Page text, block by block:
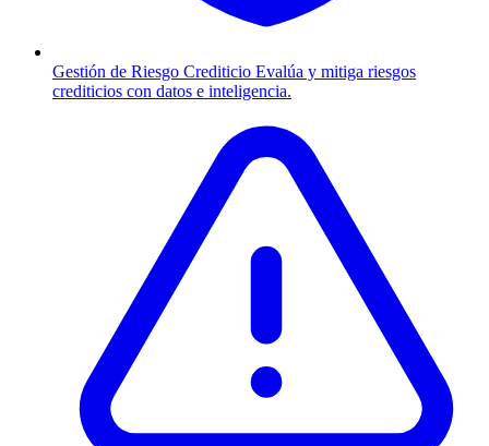
Gestión de Riesgo Crediticio Evalúa y mitiga riesgos
crediticios con datos e inteligencia.